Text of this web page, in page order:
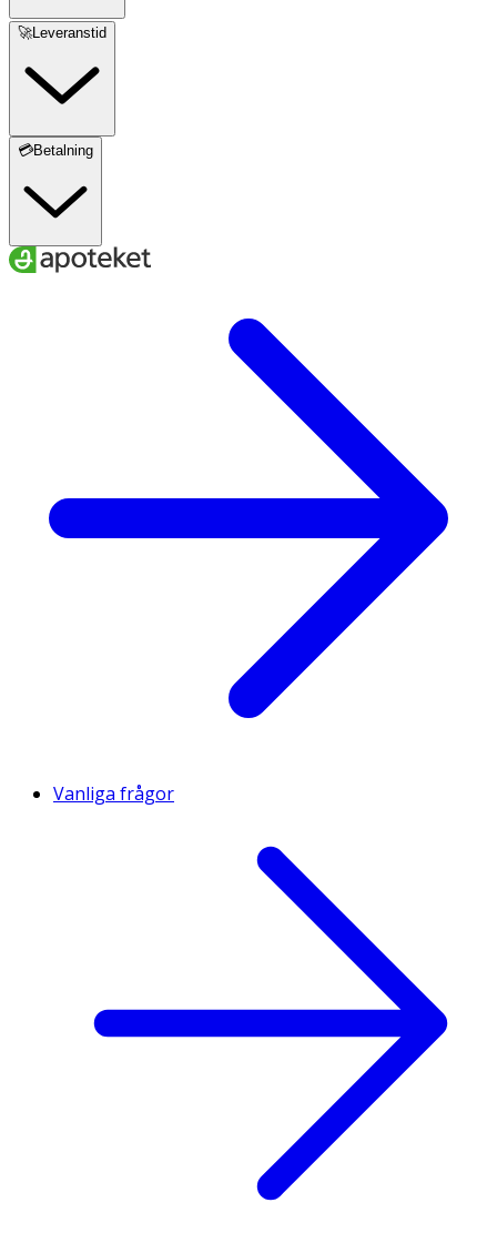
🚀Leveranstid
💳Betalning
Vanliga frågor